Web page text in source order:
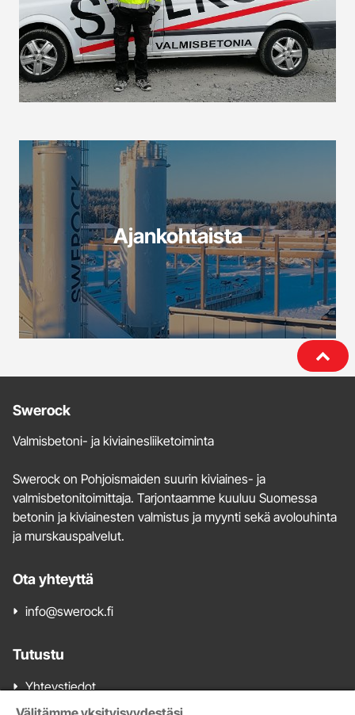
Ajankohtaista
Lisätietoja
ja
Swerock
Valmisbetoni- ja kiviainesliiketoiminta
Swerock on Pohjoismaiden suurin kiviaines- ja
valmisbetonitoimittaja. Tarjontaamme kuuluu Suomessa
betonin ja kiviainesten valmistus ja myynti sekä avolouhinta
ja murskauspalvelut.
Ota yhteyttä
info@swerock.fi
Tutustu
Yhteystiedot
Valmisbetonimyynti